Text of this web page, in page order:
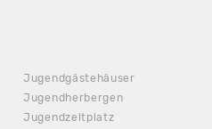
Jugendgästehäuser
Jugendherbergen
Jugendzeltplatz